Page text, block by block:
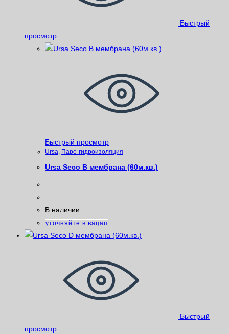
Быстрый
просмотр
Быстрый просмотр
Ursa, Паро-гидроизоляция
Ursa Seco B мембрана (60м.кв.)
В наличии
уточняйте в вацап
Быстрый
просмотр